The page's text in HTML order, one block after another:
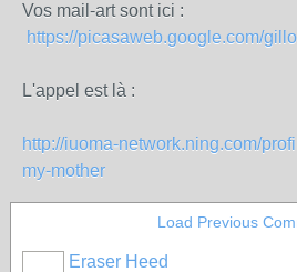
Vos mail-art sont ici :
https://picasaweb.google.com/
L'appel est là :
http://iuoma-network.ning.com/
my-mother
Load Previous
Eraser Heed